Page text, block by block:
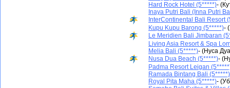
Hard Rock Hotel (5*****)-
Inaya Putri Bali (Inna Putri
InterContinental Bali Resort
Kupu Kupu Barong (5*****)-
Le Meridien Bali Jimbaran
Living Asia Resort & Spa
Melia Bali (5*****)- (Нуса
Nusa Dua Beach (5*****)-
Padma Resort Leigan
Ramada Bintang Bali (5*****)
Royal Pita Maha (5*****)-